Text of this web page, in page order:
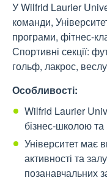
У Wilfrid Laurier
команди,
програми, фітнес-
Спортивні секції:
гольф, лакрос,
Особливості:
Wilfrid Laurier
бізнес-школою
Університет має
активності та
позанавчальних